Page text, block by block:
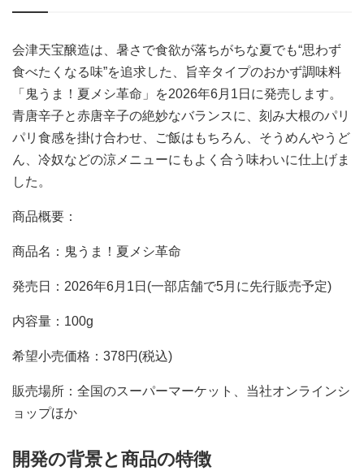
会津天宝醸造は、暑さで食欲が落ちがちな夏でも“思わず
食べたくなる味”を追求した、旨辛タイプのおかず調味料
「鬼うま！夏メシ革命」を2026年6月1日に発売します。
青唐辛子と赤唐辛子の絶妙なバランスに、刻み大根のパリ
パリ食感を掛け合わせ、ご飯はもちろん、そうめんやうど
ん、冷奴などの涼メニューにもよく合う味わいに仕上げま
した。
商品概要：
商品名：鬼うま！夏メシ革命
発売日：2026年6月1日(一部店舗で5月に先行販売予定)
内容量：100g
希望小売価格：378円(税込)
販売場所：全国のスーパーマーケット、当社オンラインシ
ョップほか
開発の背景と商品の特徴